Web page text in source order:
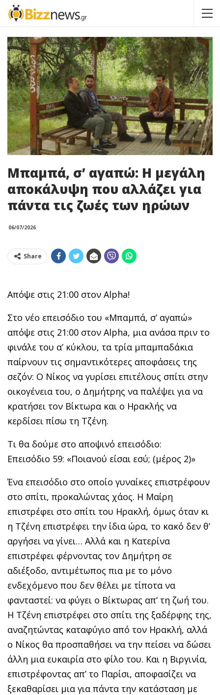
Μπαμπά, σ’ αγαπώ: Η μεγάλη
αποκάλυψη που αλλάζει για
πάντα τις ζωές των ηρώων
06/07/2026
Share
Απόψε στις 21:00 στον Alpha!
Στο νέο επεισόδιο του «Μπαμπά, σ’ αγαπώ»
απόψε στις 21:00 στον Alpha, μια ανάσα πριν το
φινάλε του α’ κύκλου, τα τρία μπαμπαδάκια
παίρνουν τις σημαντικότερες αποφάσεις της
σεζόν: Ο Νίκος να γυρίσει επιτέλους σπίτι στην
οικογένεια του, ο Δημήτρης να παλέψει για να
κρατήσει τον Βίκτωρα και ο Ηρακλής να
κερδίσει πίσω τη Τζένη.
Τι θα δούμε στο αποψινό επεισόδιο:
Επεισόδιο 59: «Ποιανού είσαι εσύ; (μέρος 2)»
Ένα επεισόδιο στο οποίο γυναίκες επιστρέφουν
στο σπίτι, προκαλώντας χάος. Η Μαίρη
επιστρέφει στο σπίτι του Ηρακλή, όμως όταν κι
η Τζένη επιστρέφει την ίδια ώρα, το κακό δεν θ’
αργήσει να γίνει… Αλλά και η Κατερίνα
επιστρέφει φέρνοντας τον Δημήτρη σε
αδιέξοδο, αντιμέτωπος πια με το μόνο
ενδεχόμενο που δεν θέλει με τίποτα να
φανταστεί: να φύγει ο Βίκτωρας απ’ τη ζωή του.
Η Τζένη επιστρέφει στο σπίτι της ξαδέρφης της,
αναζητώντας καταφύγιο από τον Ηρακλή, αλλά
ο Νίκος θα προσπαθήσει να την πείσει να δώσει
άλλη μια ευκαιρία στο φίλο του. Και η Βιργινία,
επιστρέφοντας απ’ το Παρίσι, αποφασίζει να
ξεκαθαρίσει μια για πάντα την κατάσταση με